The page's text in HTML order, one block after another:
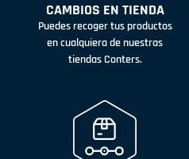
CAMBIOS EN TIENDA
Puedes recoger tus productos
en cualquiera de nuestras
tiendas Conters.